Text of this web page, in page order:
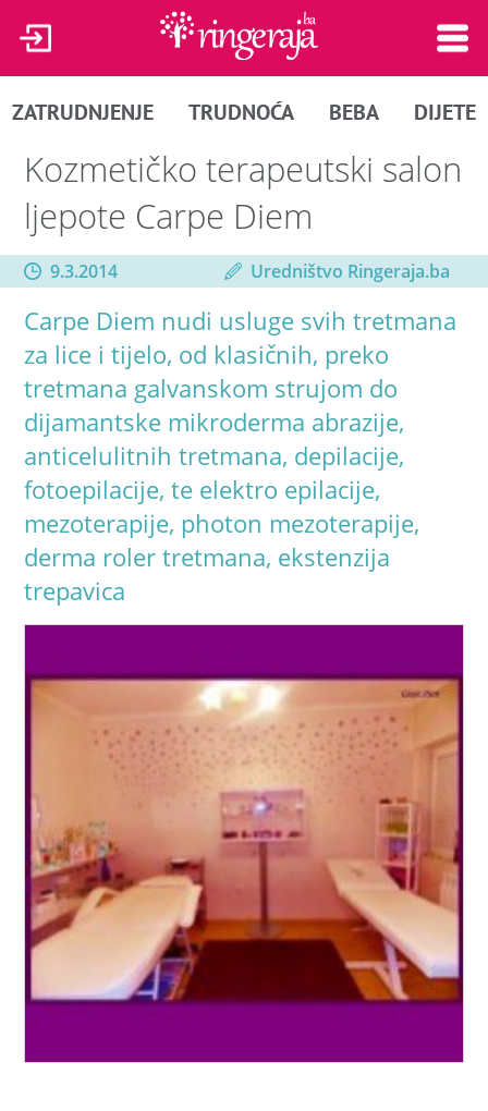
ZATRUDNJENJE TRUDNOĆA BEBA DIJETE
Kozmetičko terapeutski salon
ljepote Carpe Diem
9.3.2014 Uredništvo Ringeraja.ba
Carpe Diem nudi usluge svih tretmana
za lice i tijelo, od klasičnih, preko
tretmana galvanskom strujom do
dijamantske mikroderma abrazije,
anticelulitnih tretmana, depilacije,
fotoepilacije, te elektro epilacije,
mezoterapije, photon mezoterapije,
derma roler tretmana, ekstenzija
trepavica